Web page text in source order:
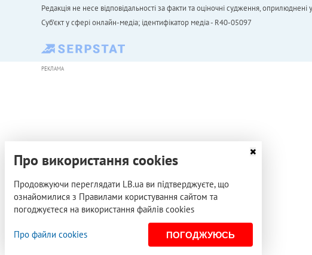
Редакція не несе відповідальності за факти та оціночні судження,
Cуб'єкт у сфері онлайн-медіа; ідентифікатор медіа - R40-05097
РЕКЛАМА
Про використання cookies
Продовжуючи переглядати LB.ua ви підтверджуєте, що
ознайомилися з Правилами користування сайтом та
погоджуєтеся на використання файлів cookies
Про файли cookies ПОГОДЖУЮСЬ